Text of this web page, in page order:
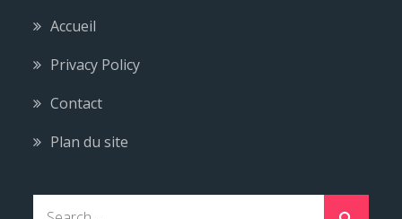
Accueil
Privacy Policy
Contact
Plan du site